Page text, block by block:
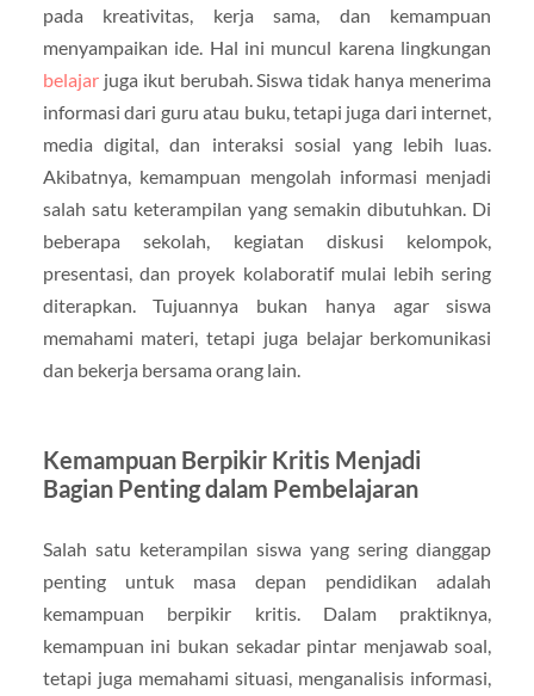
pada kreativitas, kerja sama, dan kemampuan
menyampaikan ide. Hal ini muncul karena lingkungan
belajarjuga ikut berubah. Siswa tidak hanya menerima
informasi dari guru atau buku, tetapi juga dari internet,
media digital, dan interaksi sosial yang lebih luas.
Akibatnya, kemampuan mengolah informasi menjadi
salah satu keterampilan yang semakin dibutuhkan. Di
beberapa sekolah, kegiatan diskusi kelompok,
presentasi, dan proyek kolaboratif mulai lebih sering
diterapkan. Tujuannya bukan hanya agar siswa
memahami materi, tetapi juga belajar berkomunikasi
dan bekerja bersama orang lain.
Kemampuan Berpikir Kritis Menjadi
Bagian Penting dalam Pembelajaran
Salah satu keterampilan siswa yang sering dianggap
penting untuk masa depan pendidikan adalah
kemampuan berpikir kritis. Dalam praktiknya,
kemampuan ini bukan sekadar pintar menjawab soal,
tetapi juga memahami situasi, menganalisis informasi,